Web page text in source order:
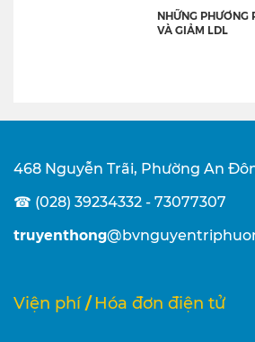
NHỮNG PHƯƠNG
VÀ GIẢM LDL
468 Nguyễn Trãi, Phường An
☎ (028) 39234332 - 73077307
truyenthong
Viện phí / Hóa đơn điện tử